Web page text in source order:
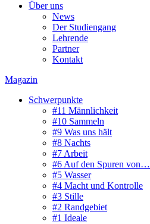
Über uns
News
Der Studiengang
Lehrende
Partner
Kontakt
Magazin
Schwerpunkte
#11 Männlichkeit
#10 Sammeln
#9 Was uns hält
#8 Nachts
#7 Arbeit
#6 Auf den Spuren von…
#5 Wasser
#4 Macht und Kontrolle
#3 Stille
#2 Randgebiet
#1 Ideale